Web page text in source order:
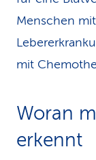
Menschen
mit
Woran
erkennt